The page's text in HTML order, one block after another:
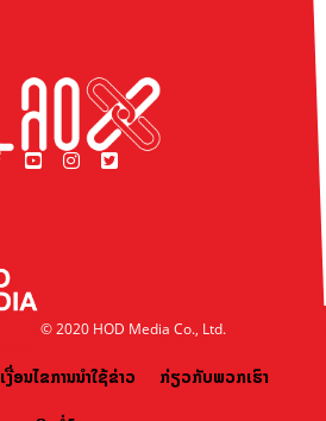
© 2020 HOD Media Co., Ltd.
ເງື່ອນໄຂການນຳໃຊ້ຂ່າວ ກ່ຽວກັບພວກເຮົາ